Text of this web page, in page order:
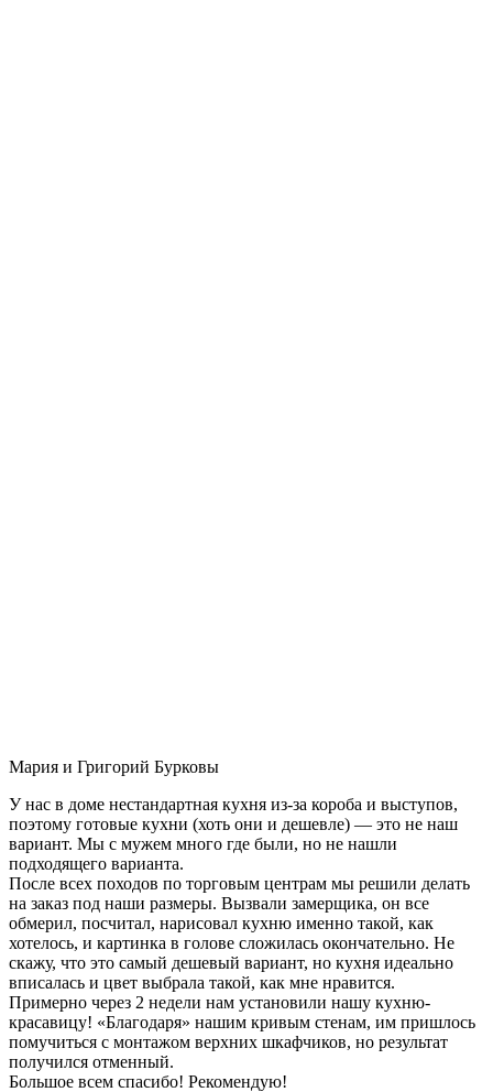
Мария и Григорий Бурковы
У нас в доме нестандартная кухня из-за короба и выступов,
поэтому готовые кухни (хоть они и дешевле) — это не наш
вариант. Мы с мужем много где были, но не нашли
подходящего варианта.
После всех походов по торговым центрам мы решили делать
на заказ под наши размеры. Вызвали замерщика, он все
обмерил, посчитал, нарисовал кухню именно такой, как
хотелось, и картинка в голове сложилась окончательно. Не
скажу, что это самый дешевый вариант, но кухня идеально
вписалась и цвет выбрала такой, как мне нравится.
Примерно через 2 недели нам установили нашу кухню-
красавицу! «Благодаря» нашим кривым стенам, им пришлось
помучиться с монтажом верхних шкафчиков, но результат
получился отменный.
Большое всем спасибо! Рекомендую!